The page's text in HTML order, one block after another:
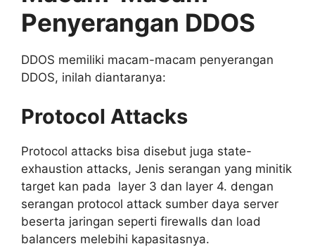
Penyerangan DDOS
DDOS memiliki macam-macam penyerangan
DDOS, inilah diantaranya:
Protocol Attacks
Protocol attacks bisa disebut juga state-
exhaustion attacks, Jenis serangan yang minitik
target kan pada layer 3 dan layer 4. dengan
serangan protocol attack sumber daya server
beserta jaringan seperti firewalls dan load
balancers melebihi kapasitasnya.